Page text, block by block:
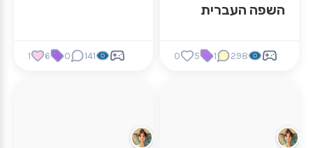
השפה העברית
298
1
5
0
141
0
6
1